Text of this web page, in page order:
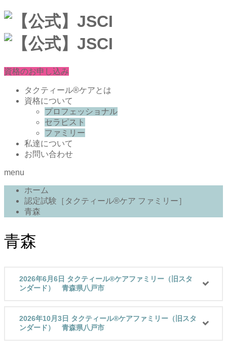
資格のお申し込み
タクティール®ケアとは
資格について
プロフェッショナル
セラピスト
ファミリー
私達について
お問い合わせ
menu
ホーム
認定試験［タクティール®ケア ファミリー］
青森
青森
2026年6月6日 タクティール®ケアファミリー（旧スタ
ンダード） 青森県八戸市
2026年10月3日 タクティール®ケアファミリー（旧スタ
ンダード） 青森県八戸市